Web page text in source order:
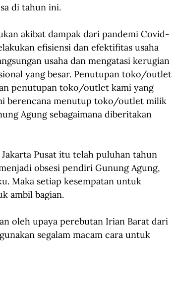
di tahun ini.
akibat dampak dari pandemi Covid-
efisiensi dan efektifitas usaha
usaha dan mengatasi kerugian
yang besar. Penutupan toko/outlet
penutupan toko/outlet kami yang
berencana menutup toko/outlet milik
Agung sebagaimana diberitakan
Pusat itu telah puluhan tahun
obsesi pendiri Gunung Agung,
Maka setiap kesempatan untuk
ambil bagian.
oleh upaya perebutan Irian Barat dari
segalam macam cara untuk